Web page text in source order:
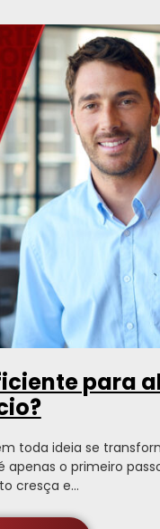
para
toda ideia se
o primeiro
cresça e…